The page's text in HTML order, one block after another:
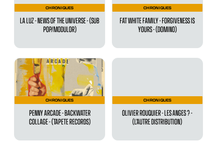
CHRONIQUES
LA LUZ - NEWS OF THE UNIVERSE - (SUB
POP/MODULOR)
CHRONIQUES
FAT WHITE FAMILY - FORGIVENESS IS
YOURS - (DOMINO)
CHRONIQUES
PENNY ARCADE - BACKWATER
COLLAGE - (TAPETE RECORDS)
CHRONIQUES
OLIVIER ROUQUIER - LES ANGES ? -
(L’AUTRE DISTRIBUTION)